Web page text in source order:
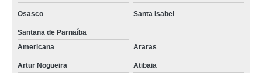
Osasco Santa Isabel
Santana de Parnaíba
Americana
Araras
Artur Nogueira Atibaia